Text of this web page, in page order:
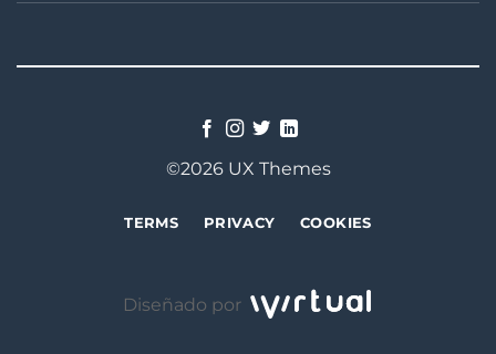
©2026 UX Themes
TERMS PRIVACY COOKIES
Diseñado por